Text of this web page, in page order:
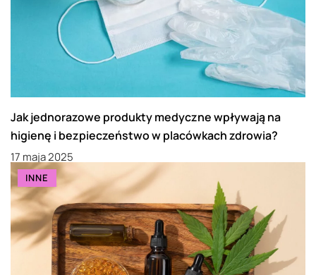
Jak jednorazowe produkty medyczne wpływają na
higienę i bezpieczeństwo w placówkach zdrowia?
17 maja 2025
INNE